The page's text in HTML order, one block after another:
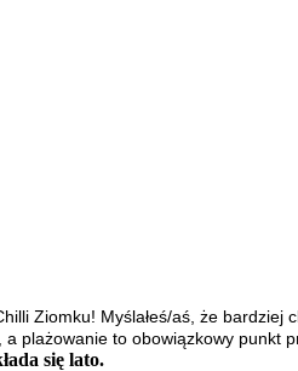
Ziomku! Myślałeś/aś, że bardziej
plażowanie to obowiązkowy
się lato.